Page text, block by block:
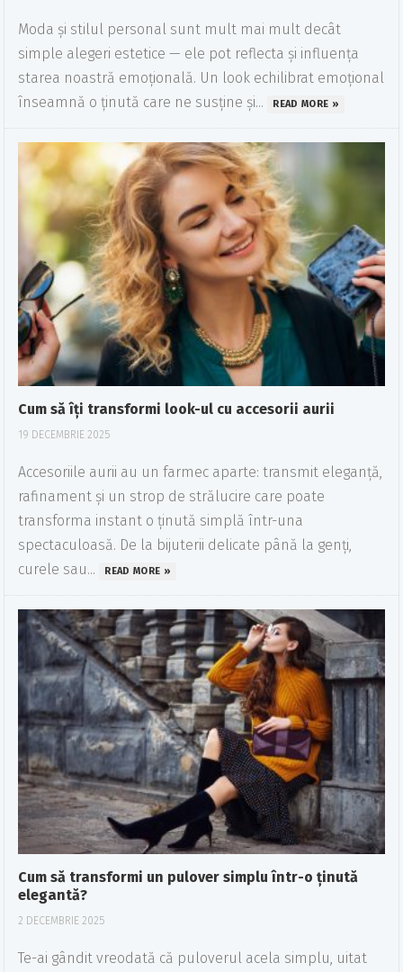
Moda și stilul personal sunt mult mai mult decât
simple alegeri estetice — ele pot reflecta și influența
starea noastră emoțională. Un look echilibrat emoțional
înseamnă o ținută care ne susține și...
READ MORE »
Cum să îți transformi look-ul cu accesorii aurii
19 DECEMBRIE 2025
Accesoriile aurii au un farmec aparte: transmit eleganță,
rafinament și un strop de strălucire care poate
transforma instant o ținută simplă într-una
spectaculoasă. De la bijuterii delicate până la genți,
curele sau...
READ MORE »
Cum să transformi un pulover simplu într-o ținută
elegantă?
2 DECEMBRIE 2025
Te-ai gândit vreodată că puloverul acela simplu, uitat